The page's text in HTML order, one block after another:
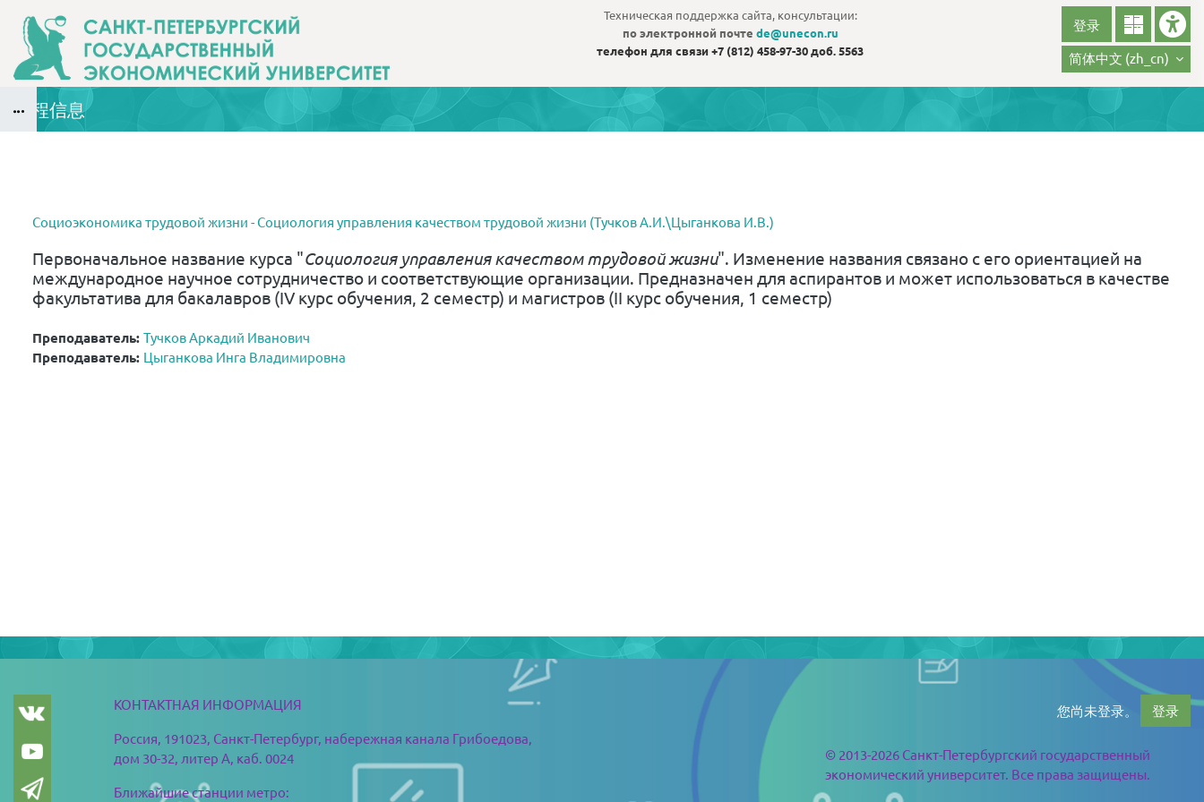
Техническая поддержка сайта, консультации:
по электронной почте de@unecon.ru
телефон для связи+7 (812) 458-97-30 доб. 5563
登录
简体中文 ‎(zh_cn)‎
课程信息
Социоэкономика трудовой жизни - Социология управления качеством трудовой жизни (Тучков А.И.\Цыганкова И.В.)
Первоначальное название курса "Социология управления качеством трудовой жизни". Изменение названия связано с его ориентацией на
международное научное сотрудничество и соответствующие организации. Предназначен для аспирантов и может использоваться в качестве
факультатива для бакалавров (IV курс обучения, 2 семестр) и магистров (II курс обучения, 1 семестр)
Преподаватель: Тучков Аркадий Иванович
Преподаватель: Цыганкова Инга Владимировна
版块
КОНТАКТНАЯ ИНФОРМАЦИЯ
Россия, 191023, Санкт-Петербург, набережная канала Грибоедова,
дом 30-32, литер А, каб. 0024
Ближайшие станции метро:
您尚未登录。 登录
© 2013-2026 Санкт-Петербургский государственный
экономический университет. Все права защищены.